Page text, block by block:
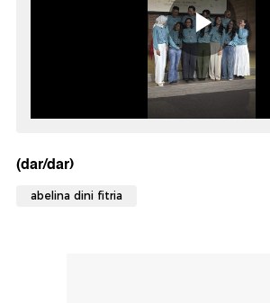
(dar/dar)
abelina dini fitria